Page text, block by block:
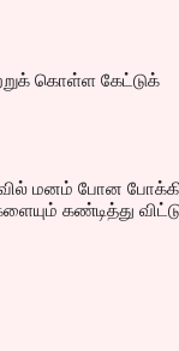
கொள்ள கேட்டுக்
மனம் போன
கண்டித்து